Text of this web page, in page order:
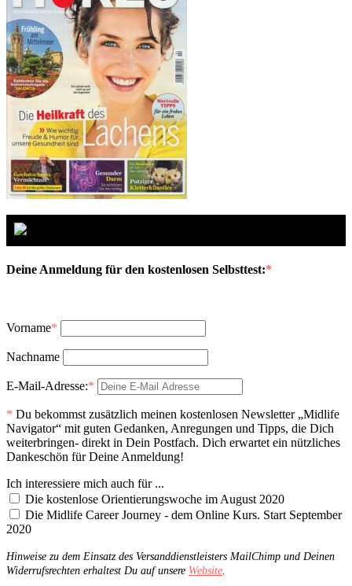
Deine Anmeldung für den kostenlosen Selbsttest:*
Vorname*
Nachname
E-Mail-Adresse:*
* Du bekommst zusätzlich meinen kostenlosen Newsletter „Midlife
Navigator“ mit guten Gedanken, Anregungen und Tipps, die Dich
weiterbringen- direkt in Dein Postfach. Dich erwartet ein nützliches
Dankeschön für Deine Anmeldung!
Ich interessiere mich auch für ...
Die kostenlose Orientierungswoche im August 2020
Die Midlife Career Journey - dem Online Kurs. Start September
2020
Hinweise zu dem Einsatz des Versanddienstleisters MailChimp und Deinen
Widerrufsrechten erhaltest Du auf unsere Website.